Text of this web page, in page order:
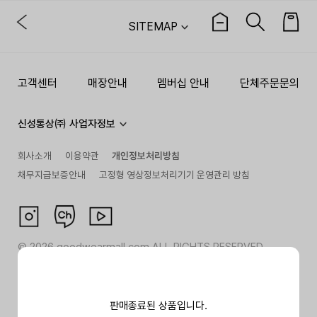
판매종료된 상품입니다.
SITEMAP
고객센터 매장안내 멤버십 안내 단체주문문의
신성통상㈜ 사업자정보
회사소개 이용약관
개인정보처리방침
채무지급보증안내
고정형 영상정보처리기기 운영관리 방침
©2026goodwearmall.com ALL RIGHTS RESERVED